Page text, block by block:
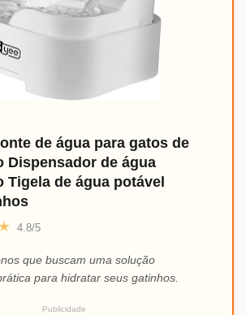
de água para gatos de
Dispensador de água
Tigela de água potável
4.8/5
que buscam uma solução
para hidratar seus gatinhos.
Publicidade